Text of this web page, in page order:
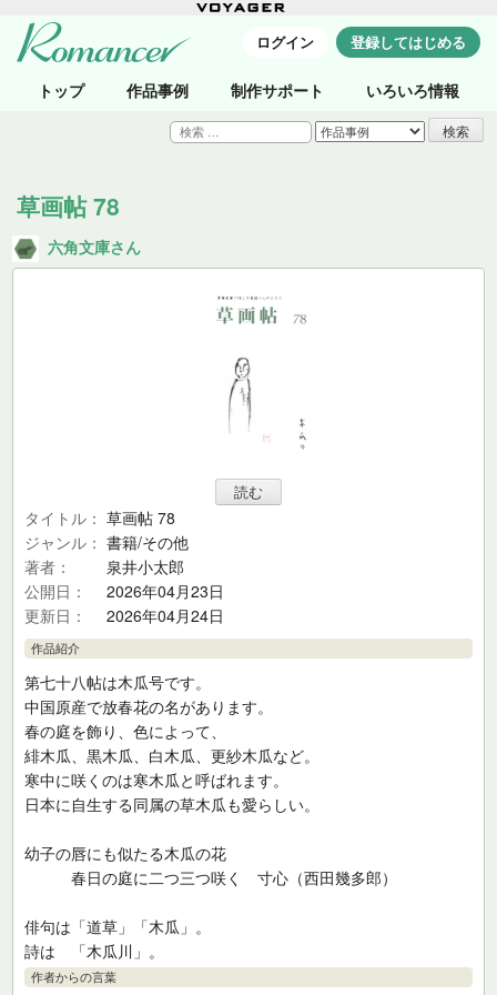
トップ 作品事例 制作サポート いろいろ情報
ログイン 登録してはじめる
検
索:
草画帖 78
六角文庫さん
タイトル
草画帖 78
ジャンル
書籍/その他
著者
泉井小太郎
公開日
2026年04月23日
更新日
2026年04月24日
作品紹介
第七十八帖は木瓜号です。
中国原産で放春花の名があります。
春の庭を飾り、色によって、
緋木瓜、黒木瓜、白木瓜、更紗木瓜など。
寒中に咲くのは寒木瓜と呼ばれます。
日本に自生する同属の草木瓜も愛らしい。
幼子の唇にも似たる木瓜の花
春日の庭に二つ三つ咲く 寸心（西田幾多郎）
俳句は「道草」「木瓜」。
詩は 「木瓜川」。
作者からの言葉